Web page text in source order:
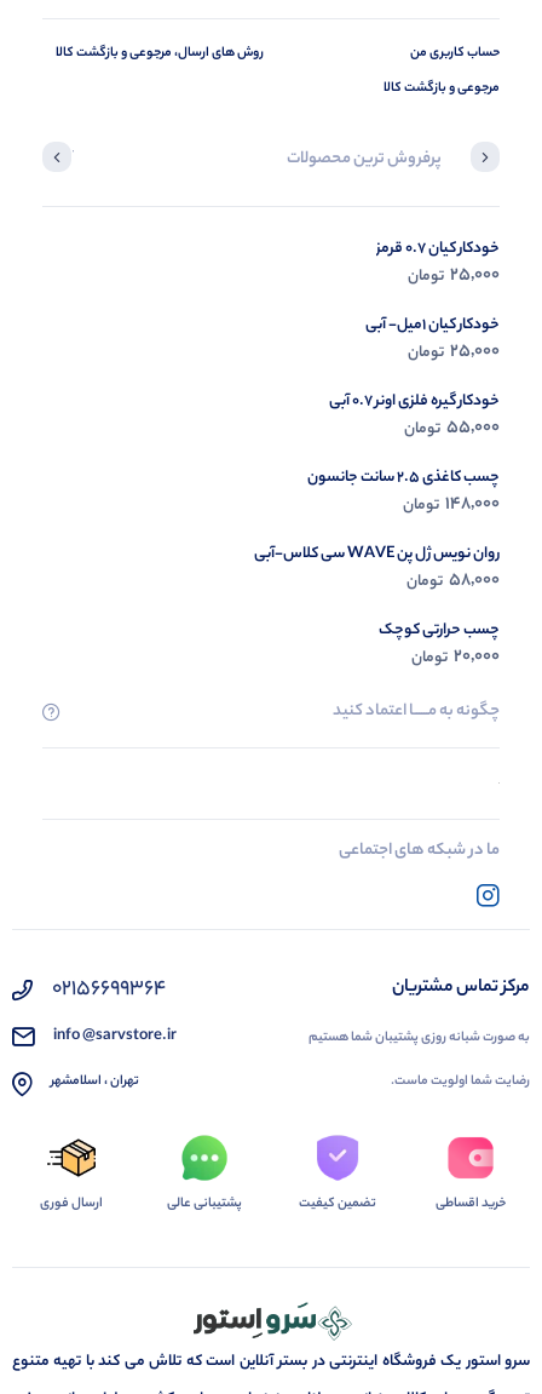
حساب کاربری من
مرجوعی و بازگشت کالا
روش های ارسال، مرجوعی و بازگشت کالا
پرفروش ترین محصولات آخرین
خودکار کیان 0.7 قرمز
25,000 تومان
خودکار کیان 1میل- آبی
25,000 تومان
خودکار گیره فلزی اونر 0.7 آبی
55,000 تومان
چسب کاغذی 2.5 سانت جانسون
148,000 تومان
روان نویس ژل پن WAVE سی کلاس-آبی
58,000 تومان
چسب حرارتی کوچک
20,000 تومان
چگونه به مــــــا اعتماد کنید
ما در شبکه های اجتماعی
مرکز تماس مشتریان
به صورت شبانه روزی پشتیبان شما هستیم
رضایت شما اولویت ماست.
02156699364
info @sarvstore.ir
تهران ، اسلامشهر
خرید اقساطی تضمین کیفیت پشتیبانی عالی ارسال فوری
سرو استور یک فروشگاه اینترنتی در بستر آنلاین است که تلاش می کند با تهیه متنوع